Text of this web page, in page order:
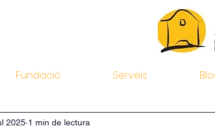
Fundació Serveis
2025 1 min de lectura